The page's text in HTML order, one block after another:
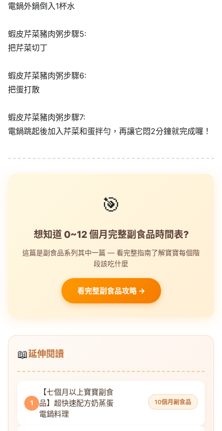
電鍋外鍋倒入1杯水
蝦皮芹菜豬肉粥步驟5:
把芹菜切丁
蝦皮芹菜豬肉粥步驟6:
把蛋打散
蝦皮芹菜豬肉粥步驟7:
電鍋跳起後加入芹菜和蛋拌勻，再讓它悶2分鐘就完成囉！
🎯
想知道 0~12 個月完整副食品時間表?
這篇是副食品系列其中一篇 — 看完整指南了解寶寶每個階
段該吃什麼
看完整副食品攻略 →
📖延伸閱讀
1
【七個月以上寶寶副食
品】超快速配方奶蒸蛋
電鍋料理
10個月副食品